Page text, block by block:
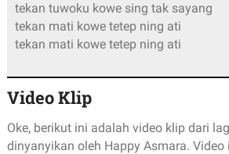
tekan tuwoku kowe sing tak sayang
tekan mati kowe tetep ning ati
tekan mati kowe tetep ning ati
Video Klip
Oke, berikut ini adalah video klip dari
dinyanyikan oleh Happy Asmara. Video